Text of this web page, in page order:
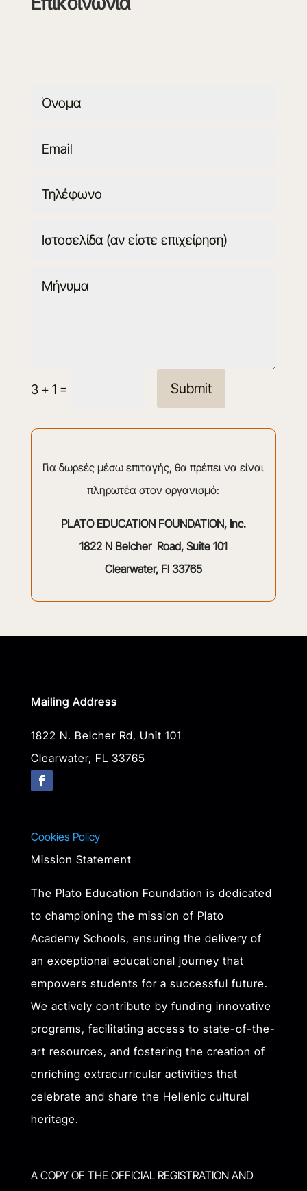
3 + 1 = Submit
Για δωρεές μέσω επιταγής, θα πρέπει να είναι
πληρωτέα στον οργανισμό:
PLATO EDUCATION FOUNDATION, Inc.
1822 N Belcher Road, Suite 101
Clearwater, Fl 33765
Mailing Address
1822 N. Belcher Rd, Unit 101
Clearwater, FL 33765
Cookies Policy
Mission Statement
The Plato Education Foundation is dedicated
to championing the mission of Plato
Academy Schools, ensuring the delivery of
an exceptional educational journey that
empowers students for a successful future.
We actively contribute by funding innovative
programs, facilitating access to state-of-the-
art resources, and fostering the creation of
enriching extracurricular activities that
celebrate and share the Hellenic cultural
heritage.
A COPY OF THE OFFICIAL REGISTRATION AND